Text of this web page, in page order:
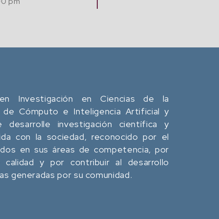
Investigación en Ciencias de la
de Cómputo e Inteligencia Artificial y
investigación científica y
con la sociedad, reconocido por el
en sus áreas de competencia, por
calidad y por contribuir al desarrollo
generadas por su comunidad.